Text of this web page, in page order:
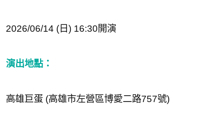
2026/06/14 (日) 16:30開演
演出地點：
高雄巨蛋 (高雄市左營區博愛二路757號)